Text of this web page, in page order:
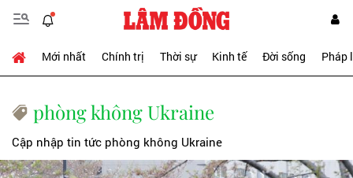
Mới nhất Chính trị Thời sự Kinh tế Đời sống Pháp
phòng không Ukraine
Cập nhập tin tức phòng không Ukraine